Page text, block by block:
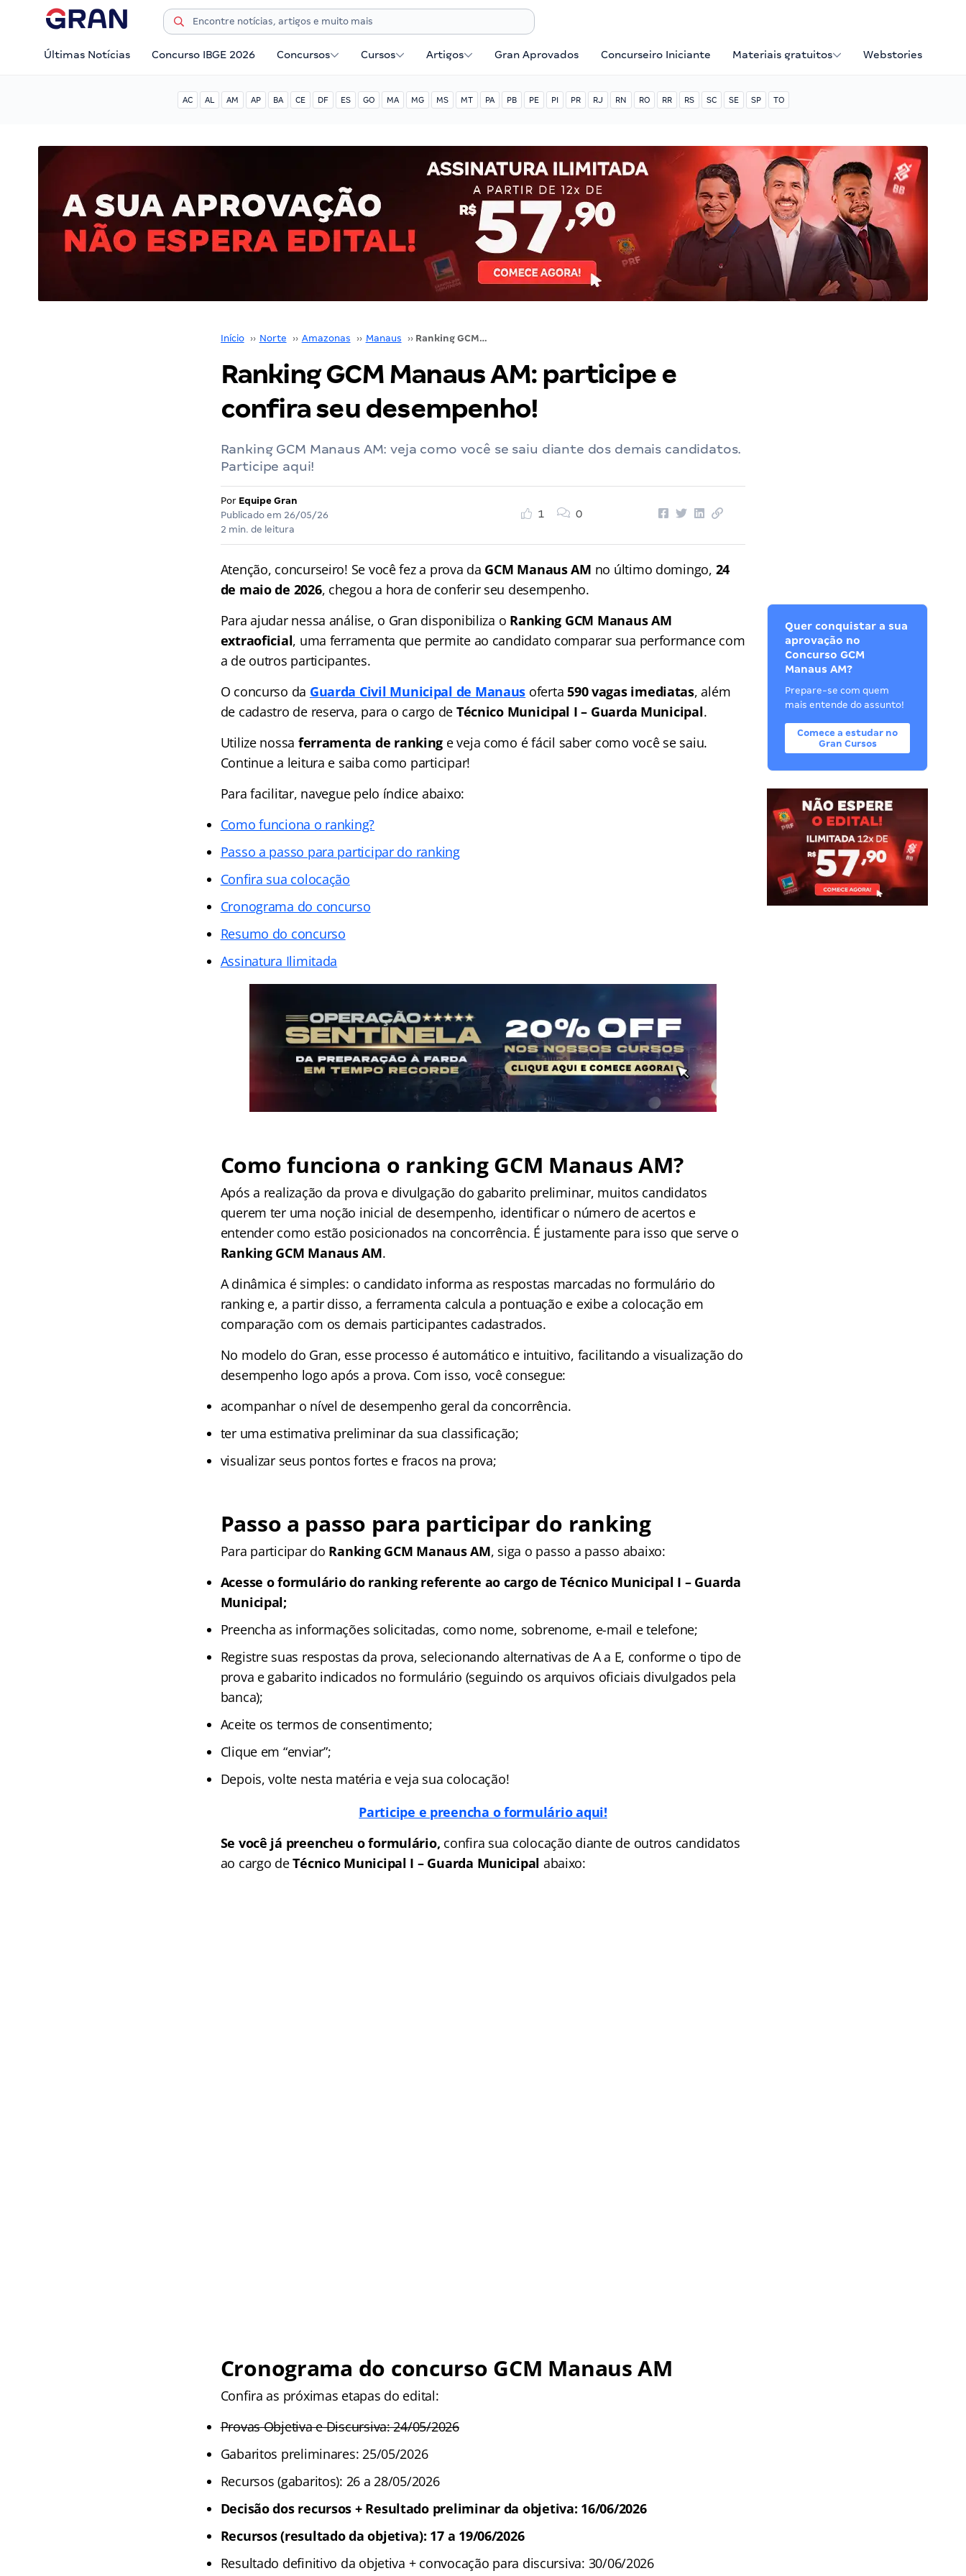
Últimas Notícias Concurso IBGE 2026 Concursos Cursos Artigos Gran Aprovados Concurseiro Iniciante Materiais gratuitos Webstories
AC AL AM AP BA CE DF ES GO MA MG MS MT PA PB PE PI PR RJ RN RO RR RS SC SE SP TO
Início ›› Norte ›› Amazonas ›› Manaus ›› Ranking GCM Manaus AM: participe e confira seu desempenho!
Ranking GCM Manaus AM: participe e
confira seu desempenho!
Ranking GCM Manaus AM: veja como você se saiu diante dos demais candidatos.
Participe aqui!
Por Equipe Gran
Publicado em 26/05/26
2 min. de leitura
1 0
Atenção, concurseiro! Se você fez a prova da GCM Manaus AM no último domingo, 24
de maio de 2026, chegou a hora de conferir seu desempenho.
Para ajudar nessa análise, o Gran disponibiliza o Ranking GCM Manaus AM
extraoficial, uma ferramenta que permite ao candidato comparar sua performance com
a de outros participantes.
O concurso da Guarda Civil Municipal de Manaus oferta590 vagas imediatas, além
de cadastro de reserva, para o cargo de Técnico Municipal I – Guarda Municipal.
Utilize nossa ferramenta de ranking e veja como é fácil saber como você se saiu.
Continue a leitura e saiba como participar!
Para facilitar, navegue pelo índice abaixo:
Como funciona o ranking?
Passo a passo para participar do ranking
Confira sua colocação
Cronograma do concurso
Resumo do concurso
Assinatura Ilimitada
Como funciona o rankingGCM Manaus AM?
Após a realização da prova e divulgação do gabarito preliminar, muitos candidatos
querem ter uma noção inicial de desempenho, identificar o número de acertos e
entender como estão posicionados na concorrência. É justamente para isso que serve o
Ranking GCM Manaus AM.
A dinâmica é simples: o candidato informa as respostas marcadas no formulário do
ranking e, a partir disso, a ferramenta calcula a pontuação e exibe a colocação em
comparação com os demais participantes cadastrados.
No modelo do Gran, esse processo é automático e intuitivo, facilitando a visualização do
desempenho logo após a prova. Com isso, você consegue:
acompanhar o nível de desempenho geral da concorrência.
ter uma estimativa preliminar da sua classificação;
visualizar seus pontos fortes e fracos na prova;
Passo a passo para participar do ranking
Para participar do Ranking GCM Manaus AM, siga o passo a passo abaixo:
Acesse o formulário do ranking referente ao cargo deTécnico Municipal I – Guarda
Municipal;
Preencha as informações solicitadas, como nome, sobrenome, e-mail e telefone;
Registre suas respostas da prova, selecionando alternativas de A a E, conforme o tipo de
prova e gabarito indicados no formulário (seguindo os arquivos oficiais divulgados pela
banca);
Aceite os termos de consentimento;
Clique em “enviar”;
Depois, volte nesta matéria e veja sua colocação!
Participe e preencha o formulário aqui!
Se você já preencheu o formulário, confira sua colocação diante de outros candidatos
ao cargo deTécnico Municipal I – Guarda Municipal abaixo:
Cronograma do concurso GCM Manaus AM
Confira as próximas etapas do edital:
Provas Objetiva e Discursiva: 24/05/2026
Gabaritos preliminares: 25/05/2026
Recursos (gabaritos): 26 a 28/05/2026
Decisão dos recursos + Resultado preliminar da objetiva: 16/06/2026
Recursos (resultado da objetiva): 17 a 19/06/2026
Resultado definitivo da objetiva + convocação para discursiva: 30/06/2026
Quer conquistar a sua
aprovação no
Concurso GCM
Manaus AM?
Prepare-se com quem
mais entende do assunto!
Comece a estudar no
Gran Cursos